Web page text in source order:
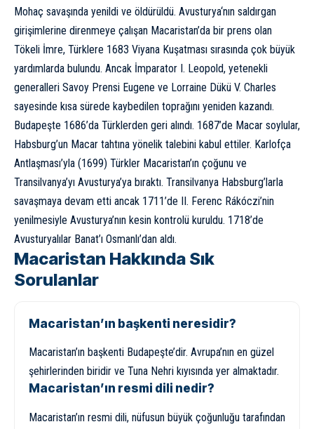
Mohaç savaşında yenildi ve öldürüldü. Avusturya‘nın saldırgan
girişimlerine direnmeye çalışan Macaristan’da bir prens olan
Tökeli İmre, Türklere 1683 Viyana Kuşatması sırasında çok büyük
yardımlarda bulundu. Ancak İmparator I. Leopold, yetenekli
generalleri Savoy Prensi Eugene ve Lorraine Dükü V. Charles
sayesinde kısa sürede kaybedilen toprağını yeniden kazandı.
Budapeşte 1686’da Türklerden geri alındı. 1687’de Macar soylular,
Habsburg’un Macar tahtına yönelik talebini kabul ettiler. Karlofça
Antlaşması’yla (1699) Türkler Macaristan’ın çoğunu ve
Transilvanya’yı Avusturya’ya bıraktı. Transilvanya Habsburg’larla
savaşmaya devam etti ancak 1711’de II. Ferenc Rákóczi’nin
yenilmesiyle Avusturya’nın kesin kontrolü kuruldu. 1718’de
Avusturyalılar Banat’ı Osmanlı’dan aldı.
Macaristan Hakkında Sık
Sorulanlar
Macaristan’ın başkenti neresidir?
Macaristan’ın başkenti Budapeşte’dir. Avrupa’nın en güzel
şehirlerinden biridir ve Tuna Nehri kıyısında yer almaktadır.
Macaristan’ın resmi dili nedir?
Macaristan’ın resmi dili, nüfusun büyük çoğunluğu tarafından